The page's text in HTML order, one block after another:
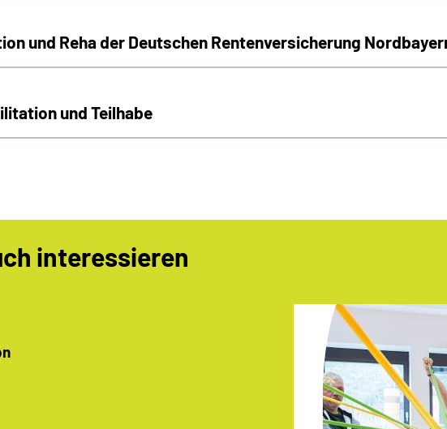
und Reha der Deutschen Rentenversicherung
und Teilhabe
interessieren